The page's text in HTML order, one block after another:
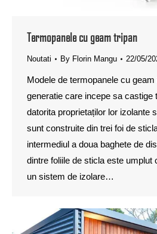
Termopanele cu geam tripan
Noutati By Florin Mangu 22/05/
Modele de termopanele cu
generatie care incepe sa castige
datorita proprietaților lor izolante
sunt construite din trei foi de
intermediul a doua baghete de
dintre foliile de sticla este umplut
un sistem de izolare…